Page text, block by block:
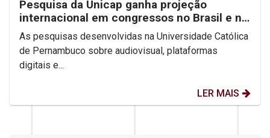
Pesquisa da Unicap ganha projeção
internacional em congressos no Brasil e no
México
As pesquisas desenvolvidas na Universidade Católica
de Pernambuco sobre audiovisual, plataformas
digitais e...
LER MAIS